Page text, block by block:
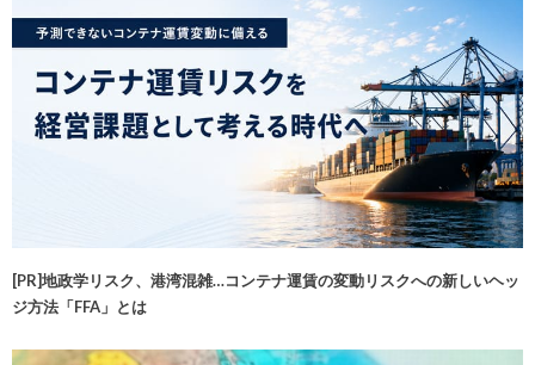
[PR]地政学リスク、港湾混雑…コンテナ運賃の変動リスクへの新しいヘッ
ジ方法「FFA」とは